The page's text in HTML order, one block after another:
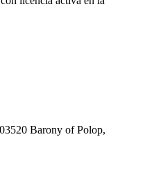
Barony of Polop,